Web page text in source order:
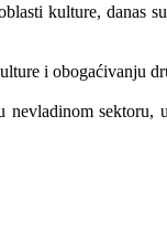
kulture, danas
i obogaćivanju
sektoru,